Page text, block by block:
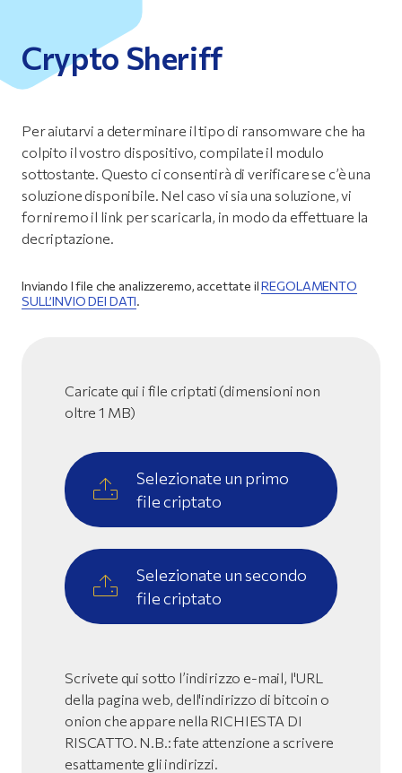
Crypto Sheriff
Per aiutarvi a determinare il tipo di ransomware che ha
colpito il vostro dispositivo, compilate il modulo
sottostante. Questo ci consentirà di verificare se c’è una
soluzione disponibile. Nel caso vi sia una soluzione, vi
forniremo il link per scaricarla, in modo da effettuare la
decriptazione.
Inviando I file che analizzeremo, accettate ilREGOLAMENTO
SULL’INVIO DEI DATI.
Caricate qui i file criptati (dimensioni non
oltre 1 MB)
Selezionate un primo
file criptato
Selezionate un secondo
file criptato
Scrivete qui sotto l’indirizzo e-mail, l'URL
della pagina web, dell'indirizzo di bitcoin o
onion che appare nella RICHIESTA DI
RISCATTO. N.B.: fate attenzione a scrivere
esattamente gli indirizzi.